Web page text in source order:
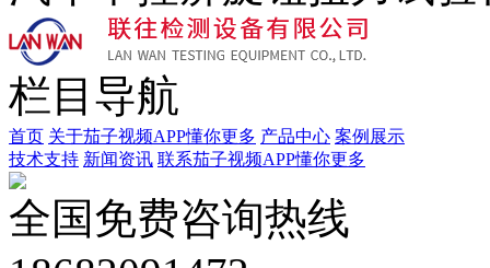
栏目导航
首页 关于茄子视频APP懂你更多 产品中心 案例展示
技术支持 新闻资讯 联系茄子视频APP懂你更多
全国免费咨询热线